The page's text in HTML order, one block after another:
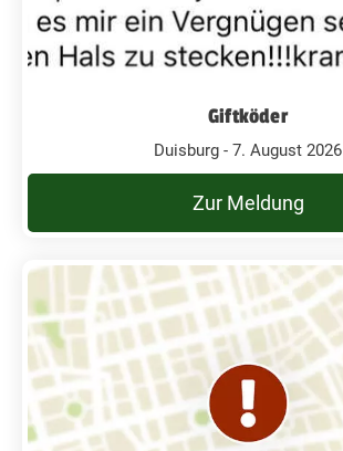
Giftköder
Duisburg - 7. August 2026
Zur Meldung